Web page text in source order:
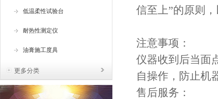
低温柔性试验台
耐热性测定仪
油膏施工度具
更多分类
信至上”的原则
注意事项：
仪器收到后当面
自操作，防止机
售后服务：